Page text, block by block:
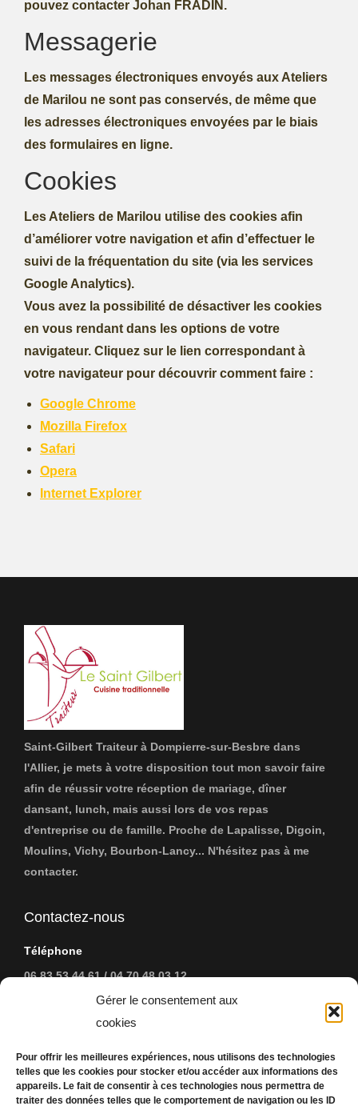
Gérer le consentement aux
cookies
Pour offrir les meilleures expériences, nous utilisons des technologies
telles que les cookies pour stocker et/ou accéder aux informations des
appareils. Le fait de consentir à ces technologies nous permettra de
traiter des données telles que le comportement de navigation ou les ID
pouvez contacter Johan FRADIN.
Messagerie
Les messages électroniques envoyés aux Ateliers
de Marilou ne sont pas conservés, de même que
les adresses électroniques envoyées par le biais
des formulaires en ligne.
Cookies
Les Ateliers de Marilou utilise des cookies afin
d’améliorer votre navigation et afin d’effectuer le
suivi de la fréquentation du site (via les services
Google Analytics).
Vous avez la possibilité de désactiver les cookies
en vous rendant dans les options de votre
navigateur. Cliquez sur le lien correspondant à
votre navigateur pour découvrir comment faire :
Google Chrome
Mozilla Firefox
Safari
Opera
Internet Explorer
Saint-Gilbert Traiteur à Dompierre-sur-Besbre dans
l'Allier, je mets à votre disposition tout mon savoir faire
afin de réussir votre réception de mariage, dîner
dansant, lunch, mais aussi lors de vos repas
d'entreprise ou de famille. Proche de Lapalisse, Digoin,
Moulins, Vichy, Bourbon-Lancy... N'hésitez pas à me
contacter.
Contactez-nous
Téléphone
06 83 53 44 61 / 04 70 48 03 12
EMail
johanfradin@orange.fr